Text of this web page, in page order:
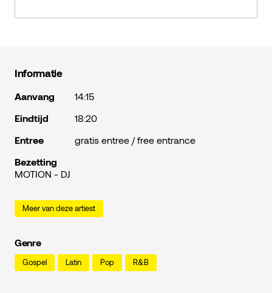
Informatie
Aanvang
14:15
Eindtijd
18:20
Entree
gratis entree / free entrance
Bezetting
MOTION - DJ
Meer van deze artiest
Genre
Gospel Latin Pop R&B